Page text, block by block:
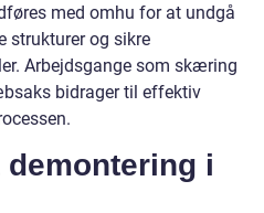
med omhu for at undgå
strukturer og sikre
Arbejdsgange som skæring
bidrager til effektiv
i